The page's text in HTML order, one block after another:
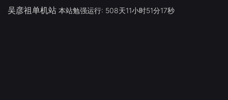
吴彦祖单机站 本站勉强运行: 508天11小时51分18秒